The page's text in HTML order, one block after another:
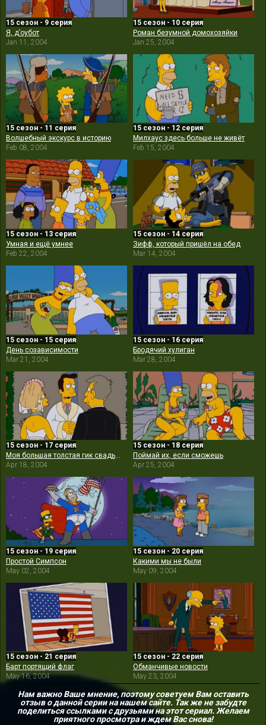
15 сезон - 9 серия
Я, д’оубот
Jan 11, 2004
15 сезон - 10 серия
Роман безумной домохозяйки
Jan 25, 2004
15 сезон - 11 серия
Волшебный экскурс в историю
Feb 08, 2004
15 сезон - 12 серия
Милхаус здесь больше не живёт
Feb 15, 2004
15 сезон - 13 серия
Умная и ещё умнее
Feb 22, 2004
15 сезон - 14 серия
Зифф, который пришёл на обед
Mar 14, 2004
15 сезон - 15 серия
День созависимости
Mar 21, 2004
15 сезон - 16 серия
Бродячий хулиган
Mar 28, 2004
15 сезон - 17 серия
Моя большая толстая гик свадьба
Apr 18, 2004
15 сезон - 18 серия
Поймай их, если сможешь
Apr 25, 2004
15 сезон - 19 серия
Простой Симпсон
May 02, 2004
15 сезон - 20 серия
Какими мы не были
May 09, 2004
15 сезон - 21 серия
Барт портящий флаг
May 16, 2004
15 сезон - 22 серия
Обманчивые новости
May 23, 2004
Нам важно Ваше мнение, поэтому советуем Вам оставить
отзыв о данной серии на нашем сайте. Так же не забудте
поделиться ссылками с друзьями на этот сериал. Желаем
приятного просмотра и ждем Вас снова!